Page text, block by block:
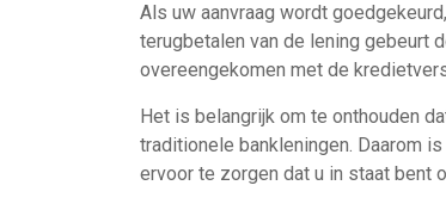
Als uw aanvraag wordt
terugbetalen van de lening gebeurt
overeengekomen met de
Het is belangrijk om te onthouden
traditionele bankleningen. Daarom
ervoor te zorgen dat u in staat bent